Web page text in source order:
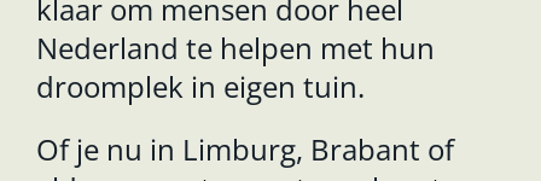
klaar om mensen door heel
Nederland te helpen met hun
droomplek in eigen tuin.
Of je nu in Limburg, Brabant of